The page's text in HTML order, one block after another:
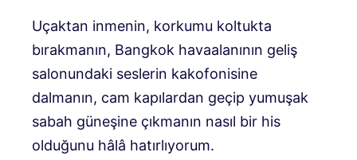
Uçaktan inmenin, korkumu koltukta
bırakmanın, Bangkok havaalanının geliş
salonundaki seslerin kakofonisine
dalmanın, cam kapılardan geçip yumuşak
sabah güneşine çıkmanın nasıl bir his
olduğunu hâlâ hatırlıyorum.